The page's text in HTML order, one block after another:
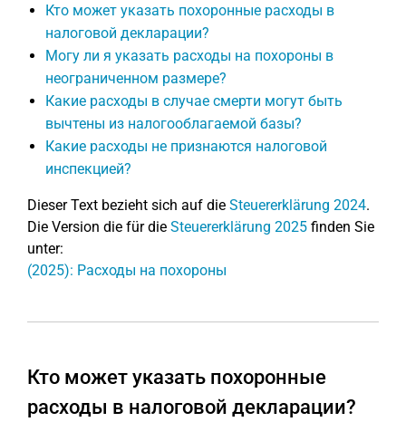
Кто может указать похоронные расходы в
налоговой декларации?
Могу ли я указать расходы на похороны в
неограниченном размере?
Какие расходы в случае смерти могут быть
вычтены из налогооблагаемой базы?
Какие расходы не признаются налоговой
инспекцией?
Dieser Text bezieht sich auf die Steuererklärung 2024.
Die Version die für die Steuererklärung 2025 finden Sie
unter:
(2025): Расходы на похороны
Кто может указать похоронные
расходы в налоговой декларации?